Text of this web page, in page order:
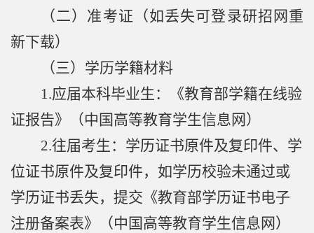
（二）准考证 （如丢失可登录研招网重
新下载）
（三）学历学籍材料
1.应届本科毕业生：《教育部学籍在线验
证报告》（中国高等教育学生信息网）
2.往届考生：学历证书原件及复印件、学
位证书原件及复印件，如学历校验未通过或
学历证书丢失，提交《教育部学历证书电子
注册备案表》（中国高等教育学生信息网）